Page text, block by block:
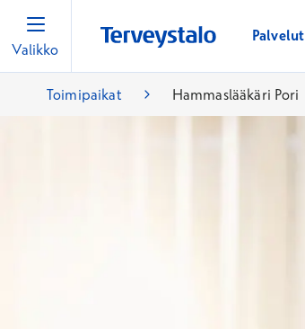
Valikko
Palvelut
Toimipaikat Hammaslääkäri Pori